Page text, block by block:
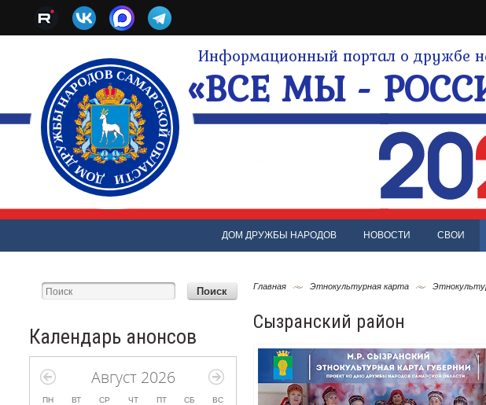
Информационный портал о дружбе
«ВСЕ МЫ -
ДОМ ДРУЖБЫ НАРОДОВ НОВОСТИ СВОИ
Календарь анонсов
Август 2026
ПН ВТ СР ЧТ ПТ СБ ВС
Главная Этнокультурная карта
Сызранский район